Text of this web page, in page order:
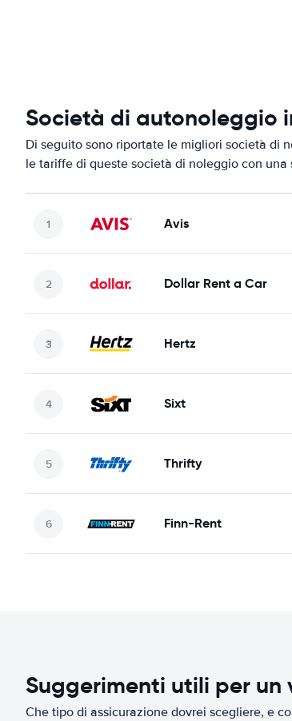
Società di autonoleggio
Di seguito sono riportate le migliori società di
le tariffe di queste società di noleggio con una
Avis
Dollar Rent a Car
Hertz
Sixt
Thrifty
Finn-Rent
Suggerimenti utili per
Che tipo di assicurazione dovrei scegliere, e